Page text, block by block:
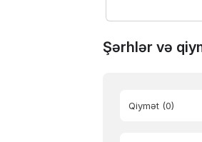
Şərhlər və
Qiymət (0)